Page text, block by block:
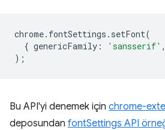
chrome. fontSettings . setFont(
{ genericFamily : 'sansserif' ,
);
Bu API'yi denemek için chrome-
deposundan fontSettings API